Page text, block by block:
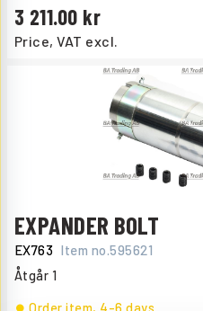
Price, VAT excl.
3 211.00
EXPANDER BOLT
EX763 Item no.595621
Åtgår 1
Order item, 4-6 days